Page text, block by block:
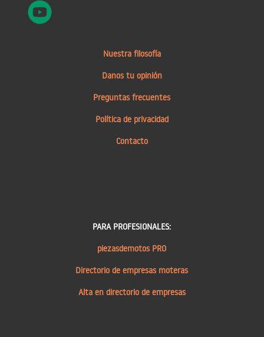
Nuestra filosofía
Danos tu opinión
Preguntas frecuentes
Política de privacidad
Contacto
PARA PROFESIONALES:
piezasdemotos PRO
Directorio de empresas moteras
Alta en directorio de empresas